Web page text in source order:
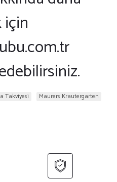
Takviyesi Maurers Krautergarten